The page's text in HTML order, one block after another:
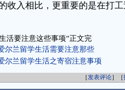
收入相比，更重要的是在打
活要注意这些事项”正文完
尔兰留学生活需要注意那些
尔兰留学生活之寄宿注意事项
［发表评论］［